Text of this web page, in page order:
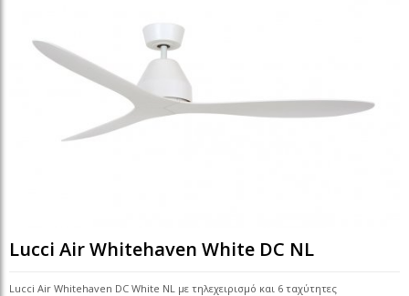
Lucci Air Whitehaven White DC NL
Lucci Air Whitehaven DC White NL με τηλεχειρισμό και 6 ταχύτητες